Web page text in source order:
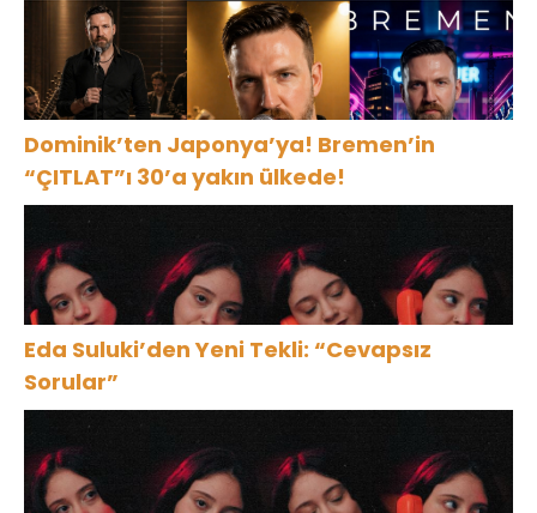
Dominik’ten Japonya’ya! Bremen’in
“ÇITLAT”ı 30’a yakın ülkede!
Eda Suluki’den Yeni Tekli: “Cevapsız
Sorular”